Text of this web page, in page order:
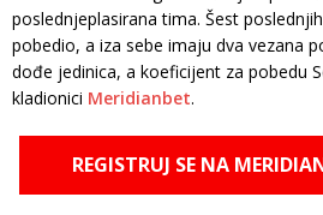
poslednjeplasirana tima. Šest
pobedio, a iza sebe imaju dva vezana
dođe jedinica, a koeficijent za pobedu
kladionici Meridianbet.
REGISTRUJ SE NA